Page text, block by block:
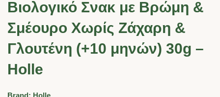
Βιολογικό Σνακ με Βρώμη &
Σμέουρο Χωρίς Ζάχαρη &
Γλουτένη (+10 μηνών) 30g –
Holle